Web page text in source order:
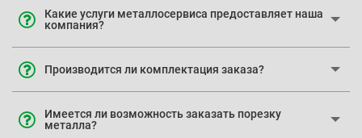
Какие услуги металлосервиса предоставляет наша
компания?
Производится ли комплектация заказа?
Имеется ли возможность заказать порезку
металла?